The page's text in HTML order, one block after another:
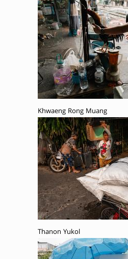
Khwaeng Rong Muang
Thanon Yukol